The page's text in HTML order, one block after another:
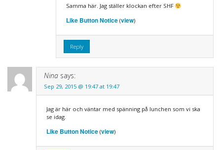
Samma här. Jag ställer klockan efter SHF
Like Button Notice(view)
Reply
Nina says:
Sep 29, 2015 @ 19:47 at 19:47
Jag är här och väntar med spänning på lunchen som vi ska
se idag.
Like Button Notice(view)